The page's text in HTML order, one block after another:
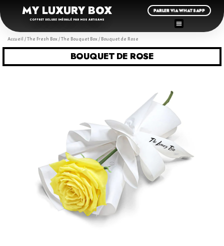
MY LUXURY BOX
COFFRET DELUXE INÉGALÉ PAR NOS ARTISANS
PARLER VIA WHATSAPP
Accueil /The Fresh Box/The Bouquet Box/ Bouquet de Rose
BOUQUET DE ROSE